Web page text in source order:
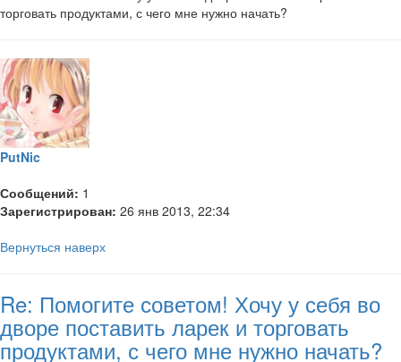
торговать продуктами, с чего мне нужно начать?
PutNic
Сообщений: 1
Зарегистрирован: 26 янв 2013, 22:34
Вернуться наверх
Re: Помогите советом! Хочу у себя во
дворе поставить ларек и торговать
продуктами, с чего мне нужно начать?